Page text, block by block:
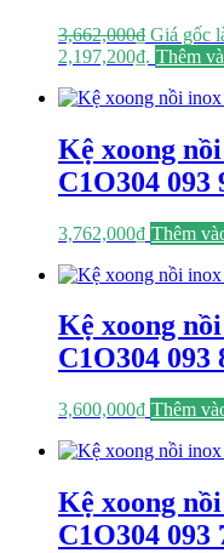
3,662,000₫ Giá gốc
2,197,200₫. Thêm
Kệ xoong
C1O304 093
3,762,000₫ Thêm
Kệ xoong
C1O304 093
3,600,000₫ Thêm
Kệ xoong
C1O304 093